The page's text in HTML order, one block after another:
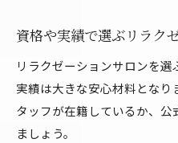
資格や実績で選ぶリラク
リラクゼーションサロンを
実績は大きな安心材料とな
タッフが在籍しているか、
ましょう。